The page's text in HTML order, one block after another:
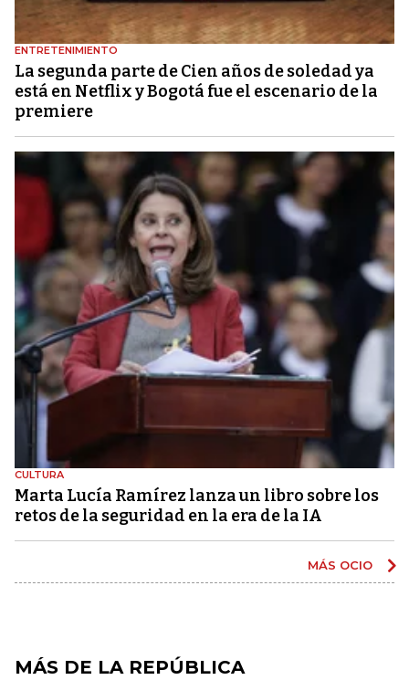
ENTRETENIMIENTO
La segunda parte de Cien años de soledad ya
está en Netflix y Bogotá fue el escenario de la
premiere
CULTURA
Marta Lucía Ramírez lanza un libro sobre los
retos de la seguridad en la era de la IA
MÁS OCIO
MÁS DE LA REPÚBLICA